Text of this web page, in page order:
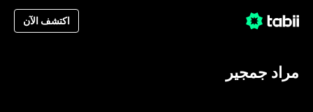
اكتشف الآن
مراد جمجير